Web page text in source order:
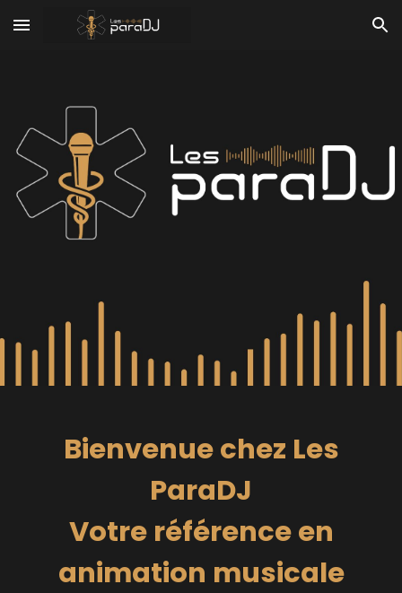
Skip to main content Skip to navigation
Bienvenue chez Les
ParaDJ
Votre référence en
animation musicale